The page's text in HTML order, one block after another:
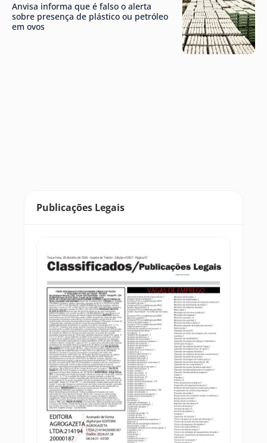
Anvisa informa que é falso o alerta
sobre presença de plástico ou petróleo
em ovos
Publicações Legais